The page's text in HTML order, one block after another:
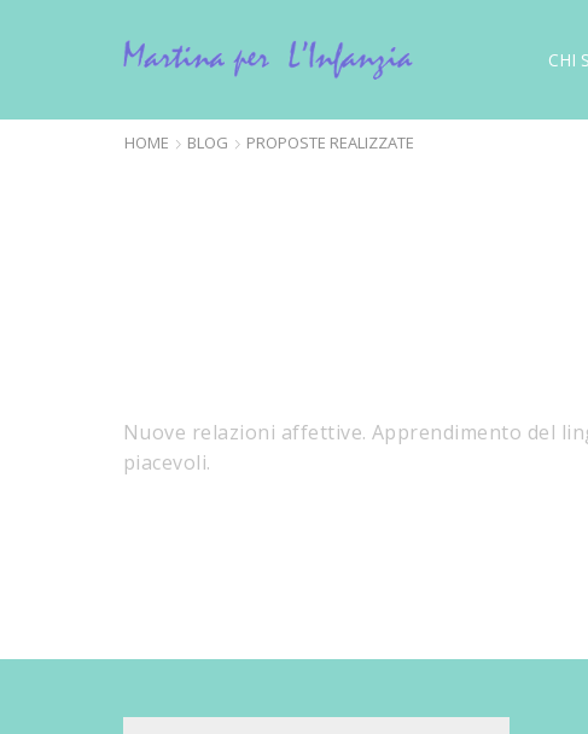
CHI
HOME BLOG PROPOSTE REALIZZATE
La filastrocca
27 Gennaio 2020 / Posted by admin /
Nuove relazioni affettive. Apprendimento del
piacevoli.